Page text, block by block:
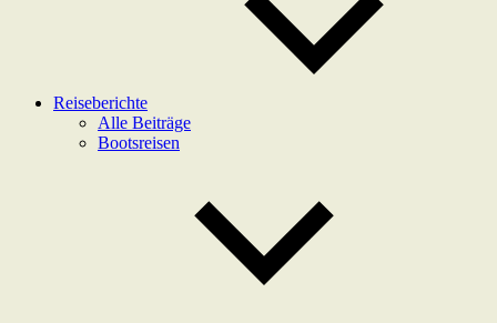
Reiseberichte
Alle Beiträge
Bootsreisen